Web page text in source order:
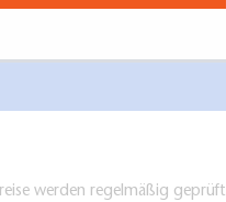
werden regelmäßig